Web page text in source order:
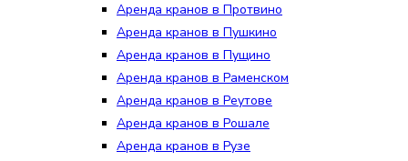
Аренда кранов в Протвино
Аренда кранов в Пушкино
Аренда кранов в Пущино
Аренда кранов в Раменском
Аренда кранов в Реутове
Аренда кранов в Рошале
Аренда кранов в Рузе